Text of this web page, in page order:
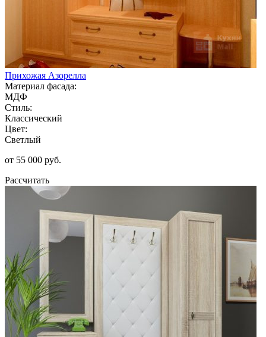
Прихожая Азорелла
Материал фасада:
МДФ
Стиль:
Классический
Цвет:
Светлый
от 55 000 руб.
Рассчитать